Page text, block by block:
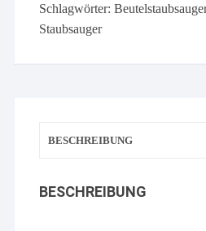
SUDF0
Menge
Schlagwörter:
Staubsauger
BESCHREIBUNG
BESCHREIBUNG